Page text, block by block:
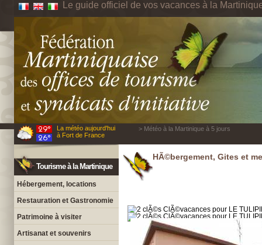
Le guide officiel de vos vacances à la
La météo aujourd'hui
à Fort de France
> Météo à la Martinique à 5 jours
Tourisme à la Martinique
Hébergement, locations
Restauration et Gastronomie
Patrimoine à visiter
Artisanat et souvenirs
HÃ©bergement, Gites et